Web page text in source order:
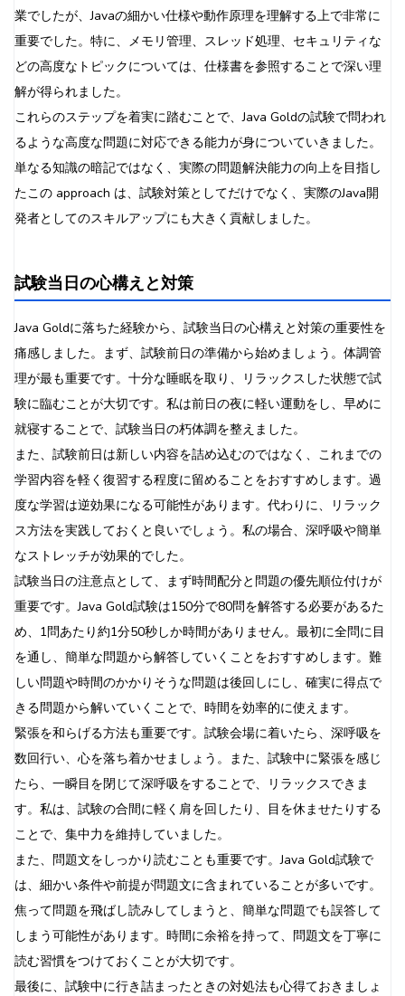
業でしたが、Javaの細かい仕様や動作原理を理解する上で非常に
重要でした。特に、メモリ管理、スレッド処理、セキュリティな
どの高度なトピックについては、仕様書を参照することで深い理
解が得られました。
これらのステップを着実に踏むことで、Java Goldの試験で問われ
るような高度な問題に対応できる能力が身についていきました。
単なる知識の暗記ではなく、実際の問題解決能力の向上を目指し
たこの approach は、試験対策としてだけでなく、実際のJava開
発者としてのスキルアップにも大きく貢献しました。
試験当日の心構えと対策
Java Goldに落ちた経験から、試験当日の心構えと対策の重要性を
痛感しました。まず、試験前日の準備から始めましょう。体調管
理が最も重要です。十分な睡眠を取り、リラックスした状態で試
験に臨むことが大切です。私は前日の夜に軽い運動をし、早めに
就寝することで、試験当日の朽体調を整えました。
また、試験前日は新しい内容を詰め込むのではなく、これまでの
学習内容を軽く復習する程度に留めることをおすすめします。過
度な学習は逆効果になる可能性があります。代わりに、リラック
ス方法を実践しておくと良いでしょう。私の場合、深呼吸や簡単
なストレッチが効果的でした。
試験当日の注意点として、まず時間配分と問題の優先順位付けが
重要です。Java Gold試験は150分で80問を解答する必要があるた
め、1問あたり約1分50秒しか時間がありません。最初に全問に目
を通し、簡単な問題から解答していくことをおすすめします。難
しい問題や時間のかかりそうな問題は後回しにし、確実に得点で
きる問題から解いていくことで、時間を効率的に使えます。
緊張を和らげる方法も重要です。試験会場に着いたら、深呼吸を
数回行い、心を落ち着かせましょう。また、試験中に緊張を感じ
たら、一瞬目を閉じて深呼吸をすることで、リラックスできま
す。私は、試験の合間に軽く肩を回したり、目を休ませたりする
ことで、集中力を維持していました。
また、問題文をしっかり読むことも重要です。Java Gold試験で
は、細かい条件や前提が問題文に含まれていることが多いです。
焦って問題を飛ばし読みしてしまうと、簡単な問題でも誤答して
しまう可能性があります。時間に余裕を持って、問題文を丁寧に
読む習慣をつけておくことが大切です。
最後に、試験中に行き詰まったときの対処法も心得ておきましょ